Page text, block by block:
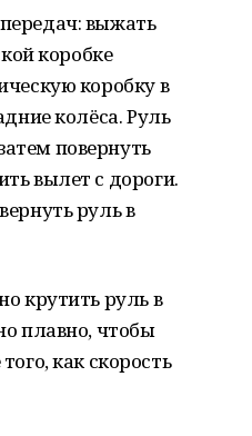
выжать
коробке
коробку в
колёса. Руль
повернуть
вылет с дороги.
руль в
крутить руль в
плавно, чтобы
как скорость